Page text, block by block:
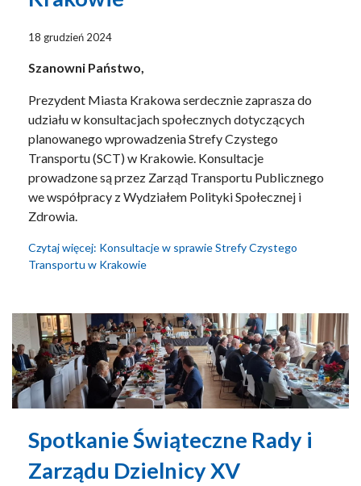
18 grudzień 2024
Szanowni Państwo,
Prezydent Miasta Krakowa serdecznie zaprasza do
udziału w konsultacjach społecznych dotyczących
planowanego wprowadzenia Strefy Czystego
Transportu (SCT) w Krakowie. Konsultacje
prowadzone są przez Zarząd Transportu Publicznego
we współpracy z Wydziałem Polityki Społecznej i
Zdrowia.
Czytaj więcej: Konsultacje w sprawie Strefy Czystego
Transportu w Krakowie
Spotkanie Świąteczne Rady i
Zarządu Dzielnicy XV